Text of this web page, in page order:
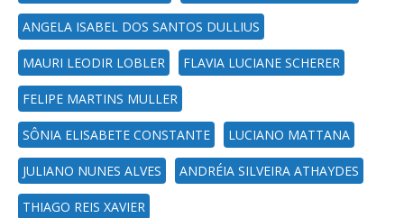
ANGELA ISABEL DOS SANTOS DULLIUS
MAURI LEODIR LOBLER FLAVIA LUCIANE SCHERER
FELIPE MARTINS MULLER
SÔNIA ELISABETE CONSTANTE LUCIANO MATTANA
JULIANO NUNES ALVES ANDRÉIA SILVEIRA ATHAYDES
THIAGO REIS XAVIER